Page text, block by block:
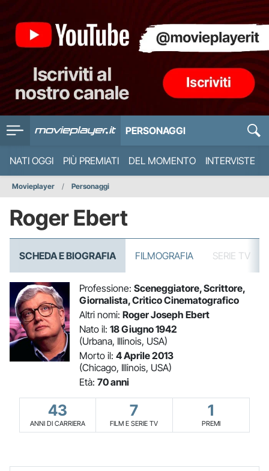
PERSONAGGI
NATI OGGI PIÙ PREMIATI DEL MOMENTO INTERVISTE
Movieplayer Personaggi
Roger Ebert
SCHEDA E BIOGRAFIA FILMOGRAFIA SERIE TV
Professione: Sceneggiatore, Scrittore,
Giornalista, Critico Cinematografico
Altri nomi: Roger Joseph Ebert
Nato il: 18 Giugno 1942
(Urbana, Illinois, USA)
Morto il: 4 Aprile 2013
(Chicago, Illinois, USA)
Età: 70 anni
43
ANNI DI CARRIERA
7
FILM E SERIE TV
1
PREMI